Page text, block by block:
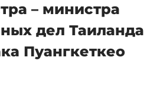
– министра
дел Таиланда
Пуангкеткео